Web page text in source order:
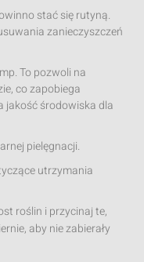
stać się rutyną.
zanieczyszczeń
To pozwoli na
co zapobiega
jakość środowiska dla
pielęgnacji.
utrzymania
roślin i przycinaj te,
aby nie zabierały